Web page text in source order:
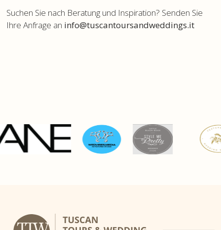
Suchen Sie nach Beratung und Inspiration? Senden Sie
Ihre Anfrage an info@tuscantoursandweddings.it